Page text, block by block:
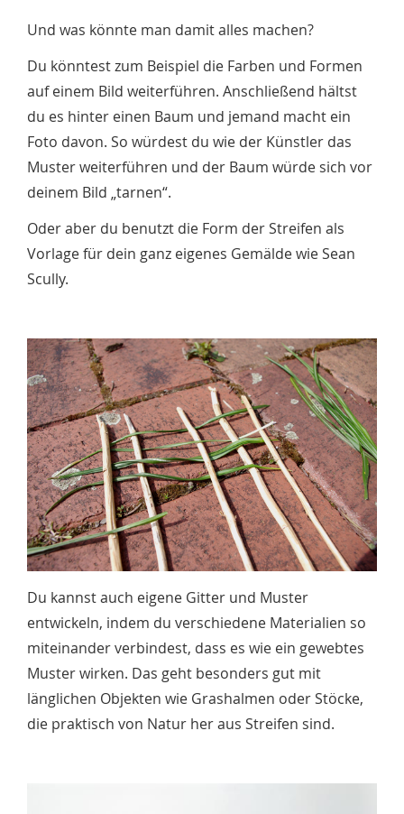
Und was könnte man damit alles machen?
Du könntest zum Beispiel die Farben und Formen
auf einem Bild weiterführen. Anschließend hältst
du es hinter einen Baum und jemand macht ein
Foto davon. So würdest du wie der Künstler das
Muster weiterführen und der Baum würde sich vor
deinem Bild „tarnen“.
Oder aber du benutzt die Form der Streifen als
Vorlage für dein ganz eigenes Gemälde wie Sean
Scully.
Du kannst auch eigene Gitter und Muster
entwickeln, indem du verschiedene Materialien so
miteinander verbindest, dass es wie ein gewebtes
Muster wirken. Das geht besonders gut mit
länglichen Objekten wie Grashalmen oder Stöcke,
die praktisch von Natur her aus Streifen sind.